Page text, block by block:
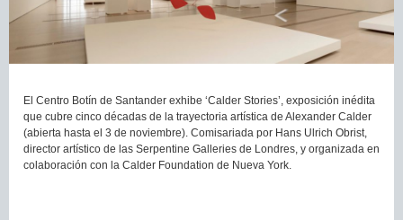
El Centro Botín de Santander exhibe ‘Calder Stories’, exposición inédita
que cubre cinco décadas de la trayectoria artística de Alexander Calder
(abierta hasta el 3 de noviembre). Comisariada por Hans Ulrich Obrist,
director artístico de las Serpentine Galleries de Londres, y organizada en
colaboración con la Calder Foundation de Nueva York.